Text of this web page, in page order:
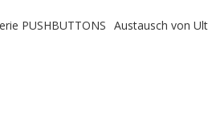
PUSHBUTTONS Austausch von